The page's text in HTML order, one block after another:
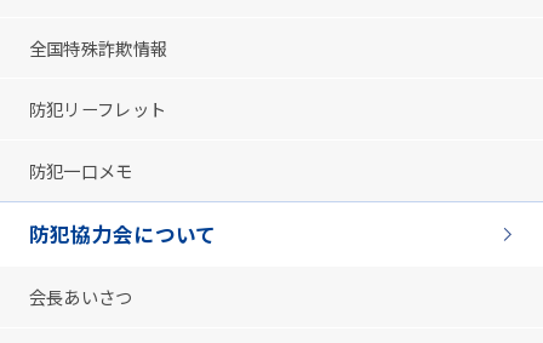
全国特殊詐欺情報
防犯リーフレット
防犯一口メモ
防犯協力会について
会長あいさつ